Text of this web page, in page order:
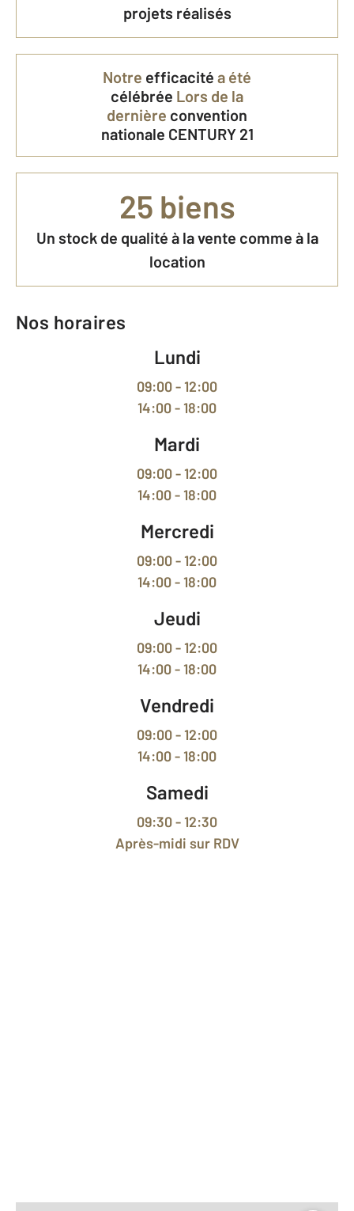
projets réalisés
Notre efficacité a été
célébrée Lors de la
dernière convention
nationale CENTURY 21
25 biens
Un stock de qualité à la vente comme à la
location
Nos horaires
Lundi
09:00 - 12:00
14:00 - 18:00
Mardi
09:00 - 12:00
14:00 - 18:00
Mercredi
09:00 - 12:00
14:00 - 18:00
Jeudi
09:00 - 12:00
14:00 - 18:00
Vendredi
09:00 - 12:00
14:00 - 18:00
Samedi
09:30 - 12:30
Après-midi sur RDV